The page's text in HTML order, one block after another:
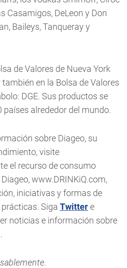
Casamigos, DeLeon y Don
Baileys, Tanqueray y
de Valores de Nueva York
en la Bolsa de Valores
DGE. Sus productos se
países alrededor del mundo.
sobre Diageo, su
visite
el recurso de consumo
www.DRINKiQ.com,
iniciativas y formas de
Siga Twittere
noticias e información sobre